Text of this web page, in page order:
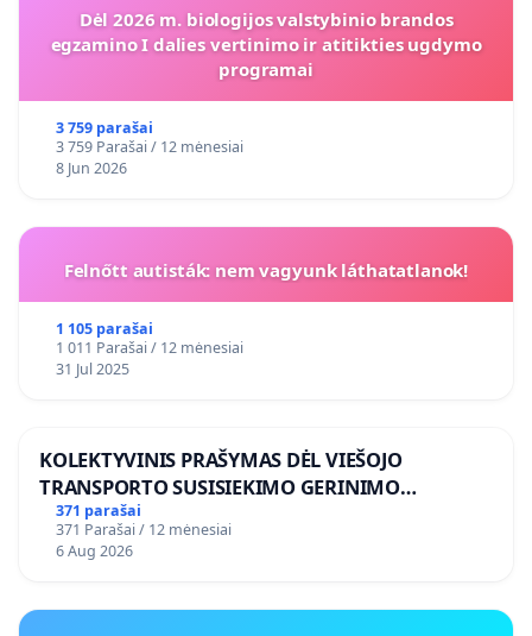
Dėl 2026 m. biologijos valstybinio brandos
egzamino I dalies vertinimo ir atitikties ugdymo
programai
3 759 parašai
3 759 Parašai / 12 mėnesiai
8 Jun 2026
Felnőtt autisták: nem vagyunk láthatatlanok!
1 105 parašai
1 011 Parašai / 12 mėnesiai
31 Jul 2025
KOLEKTYVINIS PRAŠYMAS DĖL VIEŠOJO
TRANSPORTO SUSISIEKIMO GERINIMO
VOSYLIUKŲ KAIME
371 parašai
371 Parašai / 12 mėnesiai
6 Aug 2026